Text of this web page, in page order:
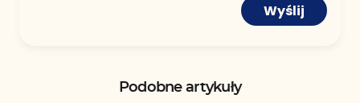
Wyślij
Podobne artykuły